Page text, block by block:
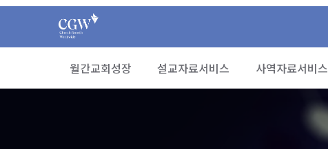
월간교회성장 설교자료서비스 사역자료서비스